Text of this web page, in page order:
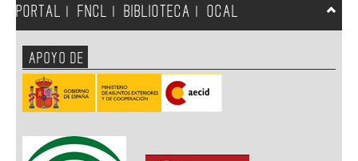
PORTAL
FNCL BIBLIOTECA OCAL
APOYO DE